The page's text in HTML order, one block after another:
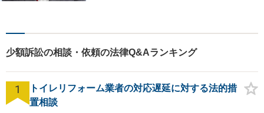
りごとがあればお気軽にご相
に誠実に向き合います。
少額訴訟の相談・依頼の法律Q&Aランキング
1
トイレリフォーム業者の対応遅延に対する法的措
置相談